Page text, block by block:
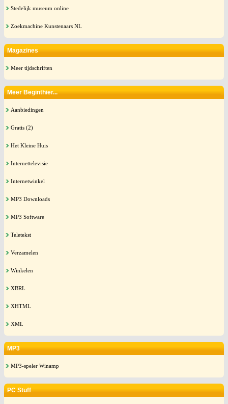
Stedelijk museum online
Zoekmachine Kunstenaars NL
Magazines
Meer tijdschriften
Meer Beginthier...
Aanbiedingen
Gratis (2)
Het Kleine Huis
Internettelevisie
Internetwinkel
MP3 Downloads
MP3 Software
Teletekst
Verzamelen
Winkelen
XBRL
XHTML
XML
MP3
MP3-speler Winamp
PC Stuff